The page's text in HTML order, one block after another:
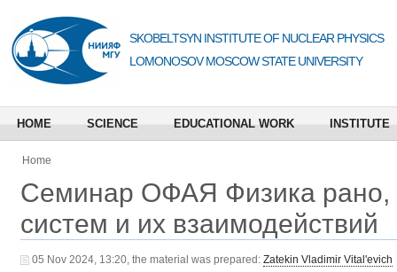
SKOBELTSYN INSTITUTE OF NUCLEAR PHYSICS
LOMONOSOV MOSCOW STATE UNIVERSITY
HOME SCIENCE EDUCATIONAL WORK INSTITUTE
Home
Семинар ОФАЯ Физика рано,
систем и их взаимодействий
05 Nov 2024, 13:20, the material was prepared: Zatekin Vladimir Vital'evich